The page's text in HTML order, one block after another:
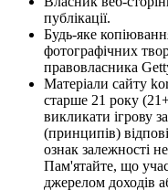
публікації.
Будь-яке
фотографічних
правовласника
Матеріали сайту
старше 21 року
викликати ігрову
(принципів)
ознак залежності
Пам'ятайте, що
джерелом доходів